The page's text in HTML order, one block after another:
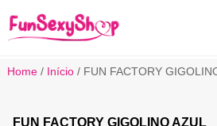
Home/ Início/ FUN FACTORY
FUN FACTORY GIGOLINO AZUL